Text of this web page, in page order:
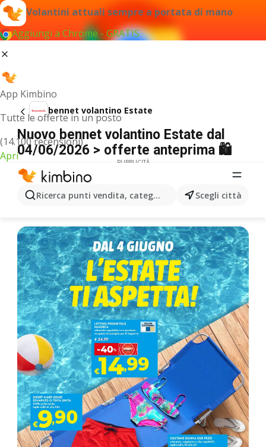
Volantini attuali sempre a portata di mano
Aggiungi a Chrome - GRATIS
App Kimbino
Tutte le offerte in un posto
(14.100 recensioni)
Apri
Ricerca punti vendita, categorie, prodotti...Scegli città
bennet volantino Estate
Nuovo bennet volantino Estate dal
04/06/2026 > offerte anteprima 🛍️
PUBBLICITÀ